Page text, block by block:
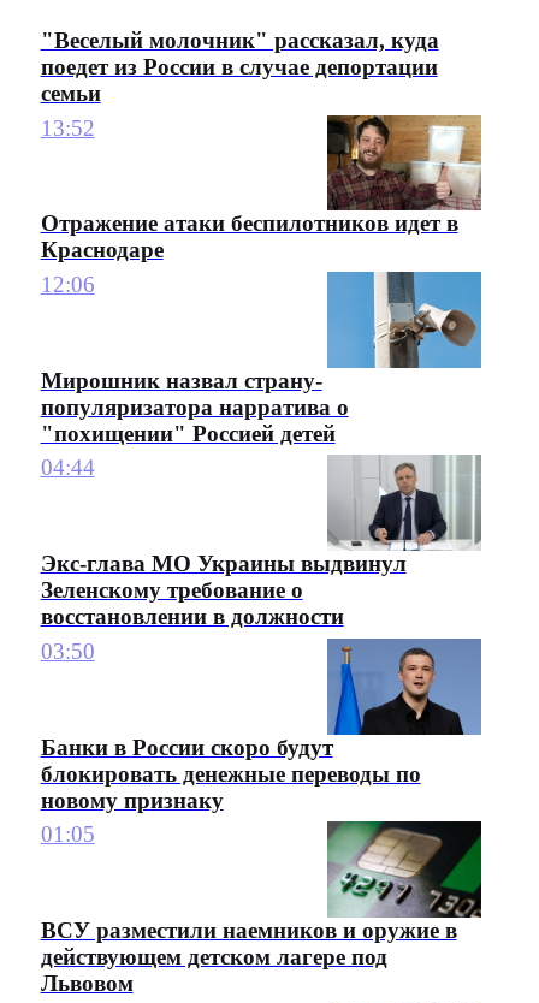
"Веселый молочник" рассказал, куда
поедет из России в случае депортации
семьи
13:52
Отражение атаки беспилотников идет в
Краснодаре
12:06
Мирошник назвал страну-
популяризатора нарратива о
"похищении" Россией детей
04:44
Экс-глава МО Украины выдвинул
Зеленскому требование о
восстановлении в должности
03:50
Банки в России скоро будут
блокировать денежные переводы по
новому признаку
01:05
ВСУ разместили наемников и оружие в
действующем детском лагере под
Львовом